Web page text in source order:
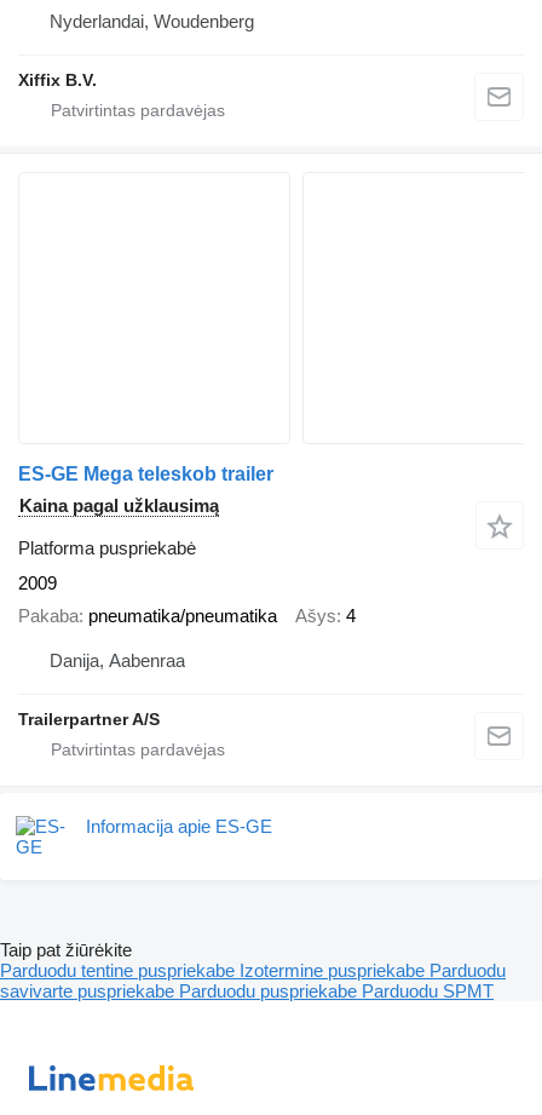
Nyderlandai, Woudenberg
Xiffix B.V.
ES-GE Mega teleskob trailer
Kaina pagal užklausimą
Platforma puspriekabė
2009
Pakaba pneumatika/pneumatika Ašys 4
Danija, Aabenraa
Trailerpartner A/S
Informacija apie ES-GE
Taip pat žiūrėkite
Parduodu tentine puspriekabe Izotermine puspriekabe Parduodu
savivarte puspriekabe Parduodu puspriekabe Parduodu SPMT